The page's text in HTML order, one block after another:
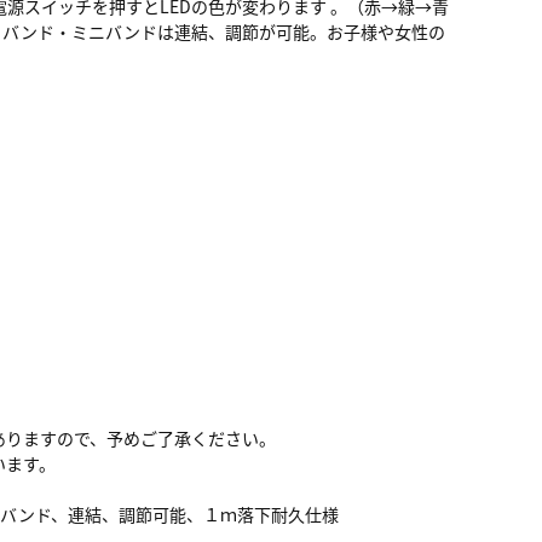
スイッチを押すとLEDの色が変わります 。（赤→緑→青
ド・ミニバンドは連結、調節が可能。お子様や女性の
ますので、予めご了承ください。
す。
ンド、連結、調節可能、１ｍ落下耐久仕様